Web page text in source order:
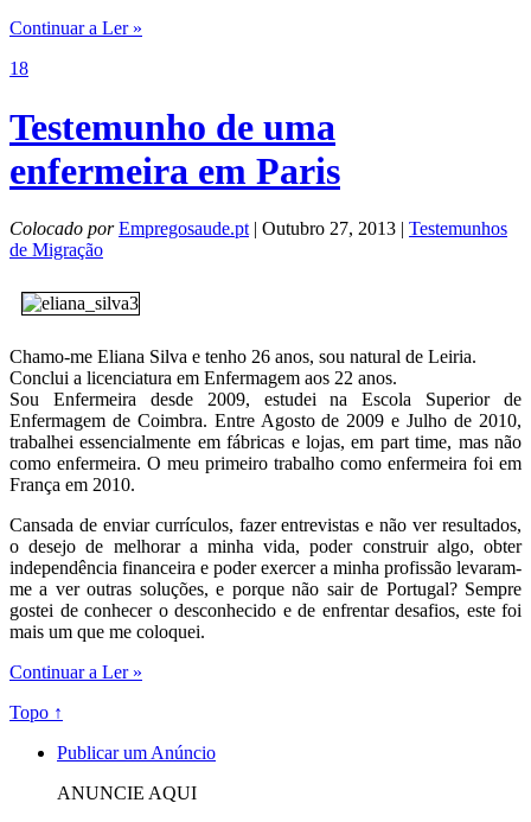
Continuar a Ler »
18
Testemunho de uma
enfermeira em Paris
Colocado por Empregosaude.pt | Outubro 27, 2013 | Testemunhos
de Migração
Chamo-me Eliana Silva e tenho 26 anos, sou natural de Leiria.
Conclui a licenciatura em Enfermagem aos 22 anos.
Sou Enfermeira desde 2009, estudei na Escola Superior de
Enfermagem de Coimbra. Entre Agosto de 2009 e Julho de 2010,
trabalhei essencialmente em fábricas e lojas, em part time, mas não
como enfermeira. O meu primeiro trabalho como enfermeira foi em
França em 2010.
Cansada de enviar currículos, fazer entrevistas e não ver resultados,
o desejo de melhorar a minha vida, poder construir algo, obter
independência financeira e poder exercer a minha profissão levaram-
me a ver outras soluções, e porque não sair de Portugal? Sempre
gostei de conhecer o desconhecido e de enfrentar desafios, este foi
mais um que me coloquei.
Continuar a Ler »
Topo ↑
Publicar um Anúncio
ANUNCIE AQUI